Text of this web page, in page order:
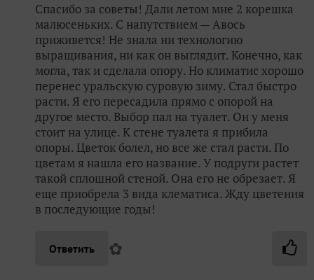
Спасибо за советы! Дали летом мне 2 корешка
малюсеньких. С напутствием — Авось
приживется! Не знала ни технологию
выращивания, ни как он выглядит. Конечно, как
могла, так и сделала опору. Но климатис хорошо
перенес уральскую суровую зиму. Стал быстро
расти. Я его пересадила прямо с опорой на
другое место. Выбор пал на туалет. Он у меня
стоит на улице. К стене туалета я прибила
опоры. Цветок болел, но все же стал расти. По
цветам я нашла его название. У подруги растет
такой сплошной стеной. Она его не обрезает. Я
еще приобрела 3 вида клематиса. Жду цветения
в последующие годы!
Ответить ✿